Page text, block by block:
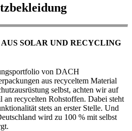
SOLAR UND RECYCLING
von DACH
aus recyceltem Material
selbst, achten wir auf
an recycelten Rohstoffen. Dabei steht
stets an erster Stelle. Und
wird zu 100 % mit selbst